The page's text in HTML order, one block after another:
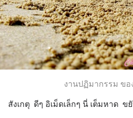
งานปฏิมากรรม ขอ
สังเกตุ  ดีๆ อิเม็ดเล็กๆ นี่ เต็มหาด